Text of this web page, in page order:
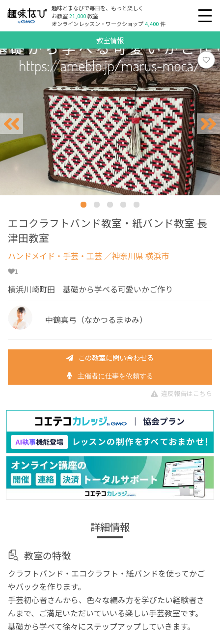
趣味とまなびで毎日を、もっと楽しく
お教室21,000教室
オンラインレッスン・ワークショップ4,400件
教室情報
エコクラフトバンド教室・紙バンド教室 長
津田教室
ハンドメイド・手芸・工芸 ／神奈川県 横浜市
1
横浜川崎町田 基礎から学べる可愛いかご作り
中鶴真弓（なかつるまゆみ）
この教室に問い合わせる
主催者に仕事を依頼する
違反報告はこちら
詳細情報
教室の特徴
クラフトバンド・エコクラフト・紙バンドを使ってかご
やバックを作ります。
手芸初心者さんから、色々な編み方を学びたい経験者さ
んまで、ご満足いただいていいる楽しい手芸教室です。
基礎から学べて徐々にステップアップしていきます。